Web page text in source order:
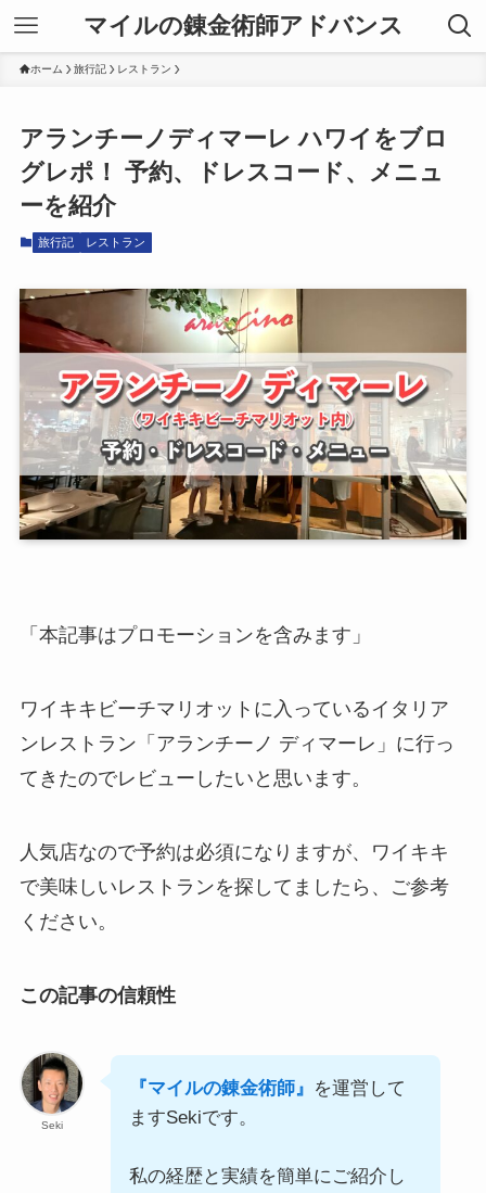
マイルの錬金術師アドバンス
ホーム 旅行記 レストラン
アランチーノディマーレ ハワイをブロ
グレポ！ 予約、ドレスコード、メニュ
ーを紹介
旅行記 レストラン
「本記事はプロモーションを含みます」
ワイキキビーチマリオットに入っているイタリア
ンレストラン「アランチーノ ディマーレ」に行っ
てきたのでレビューしたいと思います。
人気店なので予約は必須になりますが、ワイキキ
で美味しいレストランを探してましたら、ご参考
ください。
この記事の信頼性
Seki
『マイルの錬金術師』 を運営して
ますSekiです。
私の経歴と実績を簡単にご紹介し